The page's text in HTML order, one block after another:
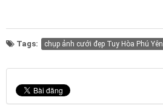
Tags: chụp ảnh cưới đẹp Tuy Hòa Phú Yên